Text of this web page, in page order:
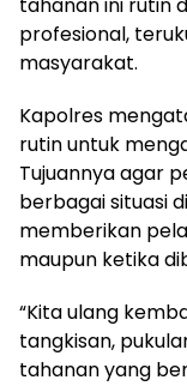
tahanan ini rutin
profesional,
masyarakat.
Kapolres
rutin untuk
Tujuannya agar
berbagai situasi
memberikan
maupun ketika
“Kita ulang
tangkisan,
tahanan yang